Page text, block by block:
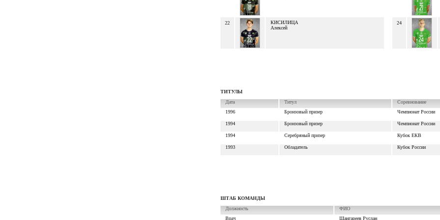
22
КИСИЛИЦА
Алексей
24
ТИТУЛЫ
Дата
Титул
Соревнование
1996
Бронзовый призер Чемпионат России
1994 Бронзовый призер Чемпионат России
1994 Серебряный призер Кубок ЕКВ
1993 Обладатель Кубок России
ШТАБ КОМАНДЫ
Должность
ФИО
Врач
Шангареев Руслан